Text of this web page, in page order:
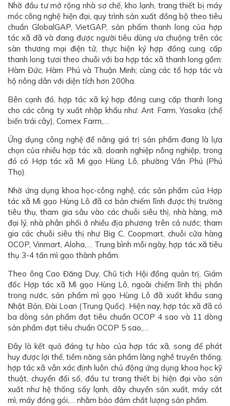
Nhờ đầu tư mở rộng nhà sơ chế, kho lạnh, trang thiết bị máy
móc công nghệ hiện đại, quy trình sản xuất đồng bộ theo tiêu
chuẩn GlobalGAP, VietGAP, sản phẩm thanh long của hợp
tác xã đã và đang được người tiêu dùng ưa chuộng trên các
sàn thương mại điện tử, thực hiện ký hợp đồng cung cấp
thanh long tươi theo chuỗi với ba hợp tác xã thanh long gồm:
Hàm Đức, Hàm Phú và Thuận Minh; cùng các tổ hợp tác và
hộ nông dân với diện tích hơn 200ha.
Bên cạnh đó, hợp tác xã ký hợp đồng cung cấp thanh long
cho các công ty xuất nhập khẩu như: Ant Farm, Yasaka (chế
biến trái cây), Comex Farm,…
Ứng dụng công nghệ để nâng giá trị sản phẩm đang là lựa
chọn của nhiều hợp tác xã, doanh nghiệp nông nghiệp, trong
đó có Hợp tác xã Mì gạo Hùng Lô, phường Vân Phú (Phú
Thọ).
Nhờ ứng dụng khoa học-công nghệ, các sản phẩm của Hợp
tác xã Mì gạo Hùng Lô đã cơ bản chiếm lĩnh được thị trường
tiêu thụ, tham gia sâu vào các chuỗi siêu thị, nhà hàng, mở
đại lý, nhà phân phối ở nhiều địa phương trên cả nước; tham
gia các chuỗi siêu thị như Big C, Coopmart, chuỗi cửa hàng
OCOP, Vinmart, Aloha,… Trung bình mỗi ngày, hợp tác xã tiêu
thụ 3-4 tấn mì gạo thành phẩm.
Theo ông Cao Đăng Duy, Chủ tịch Hội đồng quản trị, Giám
đốc Hợp tác xã Mì gạo Hùng Lô, ngoài chiếm lĩnh thị phần
trong nước, sản phẩm mì gạo Hùng Lô đã xuất khẩu sang
Nhật Bản, Đài Loan (Trung Quốc). Hiện nay, hợp tác xã đã có
ba dòng sản phẩm đạt tiêu chuẩn OCOP 4 sao và 11 dòng
sản phẩm đạt tiêu chuẩn OCOP 5 sao,…
Đây là kết quả đáng tự hào của hợp tác xã, song để phát
huy được lợi thế, tiềm năng sản phẩm làng nghề truyền thống,
hợp tác xã vẫn xác định luôn chủ động ứng dụng khoa học kỹ
thuật, chuyển đổi số, đầu tư trang thiết bị hiện đại vào sản
xuất như hệ thống sấy lạnh, dây chuyền sản xuất, máy cắt
mì, máy đóng gói,… nhằm bảo đảm chất lượng sản phẩm.